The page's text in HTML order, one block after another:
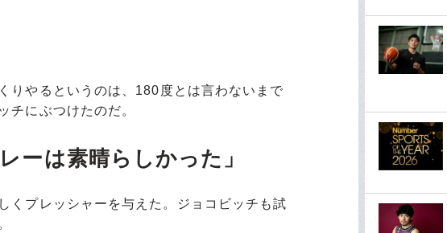
やるというのは、180度とは言わないまで
チにぶつけたのだ。
ーは素晴らしかった」
プレッシャーを与えた。ジョコビッチも試